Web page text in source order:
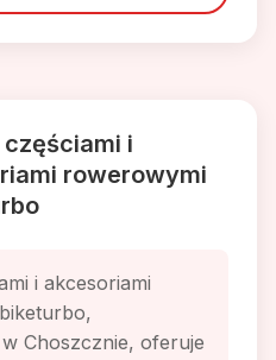
częściami i
rowerowymi
i akcesoriami
Choszcznie, oferuje